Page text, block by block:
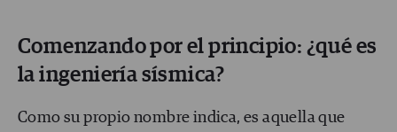
Comenzando por el principio: ¿qué es
la ingeniería sísmica?
Como su propio nombre indica, es aquella que